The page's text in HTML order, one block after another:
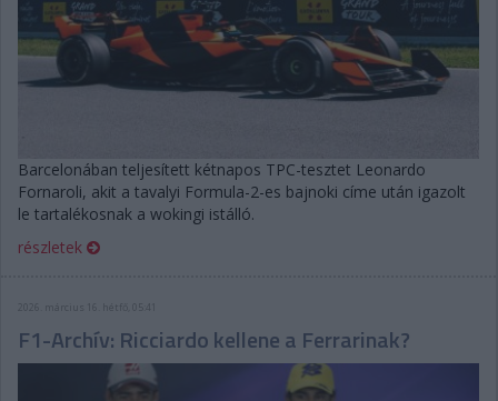
Barcelonában teljesített kétnapos TPC-tesztet Leonardo
Fornaroli, akit a tavalyi Formula-2-es bajnoki címe után igazolt
le tartalékosnak a wokingi istálló.
részletek
2026. március 16. hétfő, 05:41
F1-Archív: Ricciardo kellene a Ferrarinak?